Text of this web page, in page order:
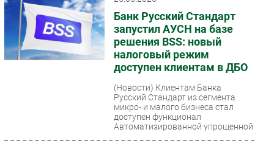
РАЗДЕЛЫ
Новости
IT класс
Банк Русский Стандарт
запустил АУСН на базе
решения BSS: новый
налоговый режим
доступен клиентам в ДБО
(Новости) Клиентам Банка
Русский Стандарт из сегмента
микро- и малого бизнеса стал
доступен функционал
Автоматизированной упрощенной